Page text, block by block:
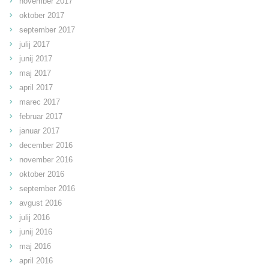
oktober 2017
september 2017
julij 2017
junij 2017
maj 2017
april 2017
marec 2017
februar 2017
januar 2017
december 2016
november 2016
oktober 2016
september 2016
avgust 2016
julij 2016
junij 2016
maj 2016
april 2016